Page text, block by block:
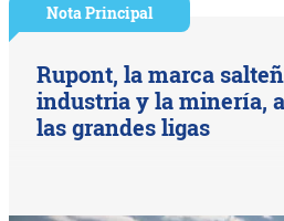
Nota Principal
Rupont, la marca
industria y la minería,
las grandes ligas